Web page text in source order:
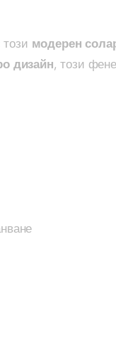
модерен
дизайн, този